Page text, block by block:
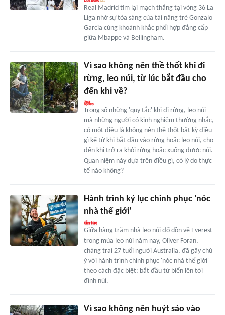
Real Madrid tìm lại mạch thắng tại vòng 36 La
Liga nhờ sự tỏa sáng của tài năng trẻ Gonzalo
Garcia cùng khoảnh khắc phối hợp đẳng cấp
giữa Mbappe và Bellingham.
Vì sao không nên thề thốt khi đi
rừng, leo núi, từ lúc bắt đầu cho
đến khi về?
Trong số những 'quy tắc' khi đi rừng, leo núi
mà những người có kinh nghiệm thường nhắc,
có một điều là không nên thề thốt bất kỳ điều
gì kể từ khi bắt đầu vào rừng hoặc leo núi, cho
đến khi trở ra khỏi rừng hoặc xuống được núi.
Quan niệm này dựa trên điều gì, có lý do thực
tế nào không?
Hành trình kỷ lục chinh phục 'nóc
nhà thế giới'
Giữa hàng trăm nhà leo núi đổ dồn về Everest
trong mùa leo núi năm nay, Oliver Foran,
chàng trai 27 tuổi người Australia, đã gây chú
ý với hành trình chinh phục 'nóc nhà thế giới'
theo cách đặc biệt: bắt đầu từ biển lên tới
đỉnh núi.
Vì sao không nên huýt sáo vào